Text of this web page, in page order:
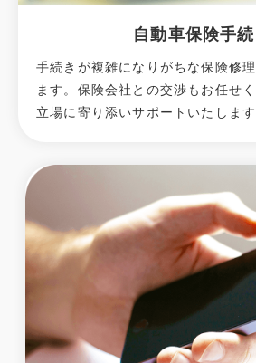
自動車保険手続
手続きが複雑になりがちな保険修
ます。保険会社との交渉もお任せ
立場に寄り添いサポートいたします